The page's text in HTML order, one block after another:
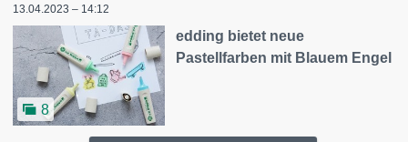
13.04.2023 – 14:12
8
edding bietet neue
Pastellfarben mit Blauem Engel